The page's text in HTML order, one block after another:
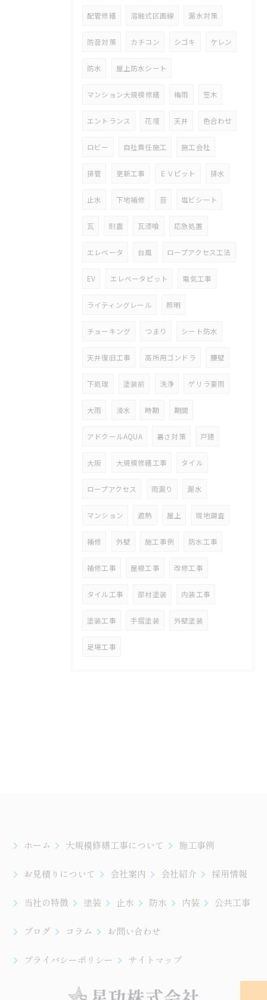
配管修繕 溶融式区画線 漏水対策
防音対策 カチコン シゴキ ケレン
防水 屋上防水シート
マンション大規模修繕 梅雨 笠木
エントランス 花壇 天井 色合わせ
ロビー 自社責任施工 施工会社
排管 更新工事 ＥＶピット 排水
止水 下地補修 苔 塩ビシート
瓦 耐震 瓦漆喰 応急処置
エレベータ 台風 ロープアクセス工法
EV エレベータピット 電気工事
ライティングレール 照明
チョーキング つまり シート防水
天井復旧工事 高所用ゴンドラ 腰壁
下処理 塗装前 洗浄 ゲリラ豪雨
大雨 浸水 時期 期間
アドクールAQUA 暑さ対策 戸建
大阪 大規模修繕工事 タイル
ロープアクセス 雨漏り 漏水
マンション 遮熱 屋上 現地調査
補修 外壁 施工事例 防水工事
補修工事 屋根工事 改修工事
タイル工事 部材塗装 内装工事
塗装工事 手摺塗装 外壁塗装
足場工事
ホーム 大規模修繕工事について 施工事例
お見積りについて 会社案内 会社紹介 採用情報
当社の特徴 塗装 止水 防水 内装 公共工事
ブログ コラム お問い合わせ
プライバシーポリシー サイトマップ